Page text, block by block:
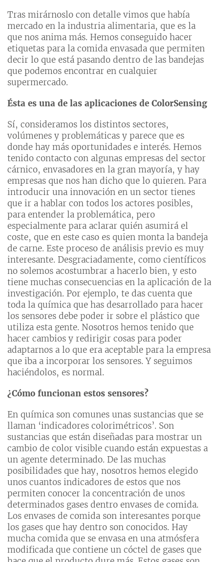
Tras mirárnoslo con detalle vimos que había
mercado en la industria alimentaria, que es la
que nos anima más. Hemos conseguido hacer
etiquetas para la comida envasada que permiten
decir lo que está pasando dentro de las bandejas
que podemos encontrar en cualquier
supermercado.
Ésta es una de las aplicaciones de ColorSensing
Sí, consideramos los distintos sectores,
volúmenes y problemáticas y parece que es
donde hay más oportunidades e interés. Hemos
tenido contacto con algunas empresas del sector
cárnico, envasadores en la gran mayoría, y hay
empresas que nos han dicho que lo quieren. Para
introducir una innovación en un sector tienes
que ir a hablar con todos los actores posibles,
para entender la problemática, pero
especialmente para aclarar quién asumirá el
coste, que en este caso es quien monta la bandeja
de carne. Este proceso de análisis previo es muy
interesante. Desgraciadamente, como científicos
no solemos acostumbrar a hacerlo bien, y esto
tiene muchas consecuencias en la aplicación de la
investigación. Por ejemplo, te das cuenta que
toda la química que has desarrollado para hacer
los sensores debe poder ir sobre el plástico que
utiliza esta gente. Nosotros hemos tenido que
hacer cambios y redirigir cosas para poder
adaptarnos a lo que era aceptable para la empresa
que iba a incorporar los sensores. Y seguimos
haciéndolos, es normal.
¿Cómo funcionan estos sensores?
En química son comunes unas sustancias que se
llaman ‘indicadores colorimétricos’. Son
sustancias que están diseñadas para mostrar un
cambio de color visible cuando están expuestas a
un agente determinado. De las muchas
posibilidades que hay, nosotros hemos elegido
unos cuantos indicadores de estos que nos
permiten conocer la concentración de unos
determinados gases dentro envases de comida.
Los envases de comida son interesantes porque
los gases que hay dentro son conocidos. Hay
mucha comida que se envasa en una atmósfera
modificada que contiene un cóctel de gases que